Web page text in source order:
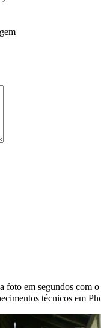
foto em segundos com
técnicos em